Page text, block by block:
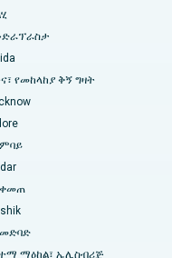
ሆስፒታል
ምርጥ ሆስፒታል
የመከላከያ ቅኝ ግዛት
ማዕከል፣ ኤሊስብሪጅ